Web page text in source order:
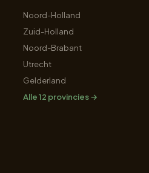
Noord-Holland
Zuid-Holland
Noord-Brabant
Utrecht
Gelderland
Alle 12 provincies →